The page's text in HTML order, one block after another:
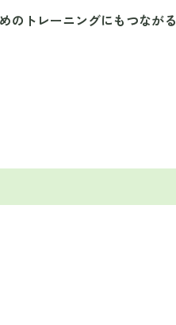
のトレーニングにもつながる